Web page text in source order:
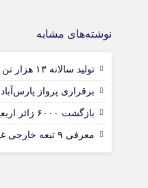
نوشته‌های مشابه
تولید سالانه ۱۳ هزار تن عسل در اردبیل
برقراری پرواز
بازگشت ۶۰۰۰ زائر اربعین به اردبیل
معرفی ۹ تبعه خارجی غیرمجاز به مراجع قضایی در اردبیل